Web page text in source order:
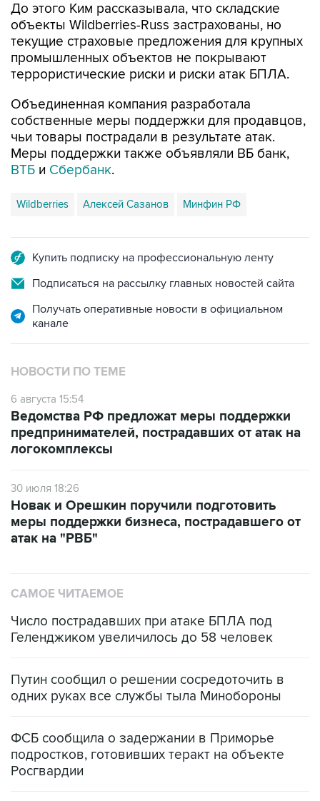
До этого Ким рассказывала, что складские
объекты Wildberries-Russ застрахованы, но
текущие страховые предложения для крупных
промышленных объектов не покрывают
террористические риски и риски атак БПЛА.
Объединенная компания разработала
собственные меры поддержки для продавцов,
чьи товары пострадали в результате атак.
Меры поддержки также объявляли ВБ банк,
ВТБ и Сбербанк.
Wildberries Алексей Сазанов Минфин РФ
Купить подписку на профессиональную ленту
Подписаться на рассылку главных новостей сайта
Получать оперативные новости в официальном
канале
НОВОСТИ ПО ТЕМЕ
6 августа 15:54
Ведомства РФ предложат меры поддержки
предпринимателей, пострадавших от атак на
логокомплексы
30 июля 18:26
Новак и Орешкин поручили подготовить
меры поддержки бизнеса, пострадавшего от
атак на "РВБ"
САМОЕ ЧИТАЕМОЕ
Число пострадавших при атаке БПЛА под
Геленджиком увеличилось до 58 человек
Путин сообщил о решении сосредоточить в
одних руках все службы тыла Минобороны
ФСБ сообщила о задержании в Приморье
подростков, готовивших теракт на объекте
Росгвардии